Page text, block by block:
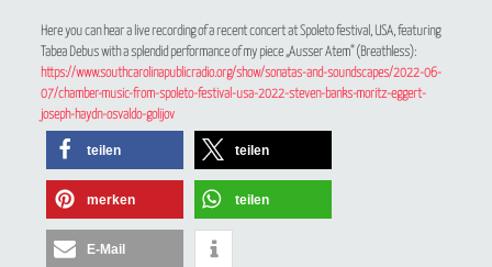
Here you can hear a live recording of a recent concert at Spoleto festival, USA, featuring
Tabea Debus with a splendid performance of my piece„Ausser Atem“ (Breathless):
https://www.southcarolinapublicradio.org/show/sonatas-and-soundscapes/2022-06-
07/chamber-music-from-spoleto-festival-usa-2022-steven-banks-moritz-eggert-
joseph-haydn-osvaldo-golijov
teilen teilen
merken teilen
E-Mail